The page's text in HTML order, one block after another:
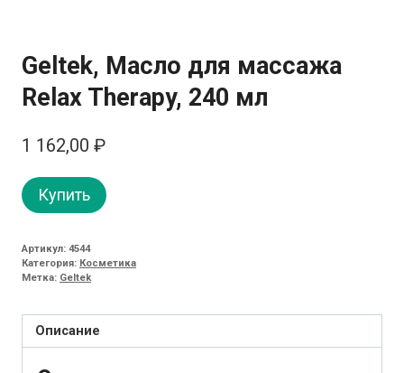
Geltek, Масло для массажа
Relax Therapy, 240 мл
1 162,00 ₽
Купить
Артикул: 4544
Категория: Косметика
Метка: Geltek
Описание